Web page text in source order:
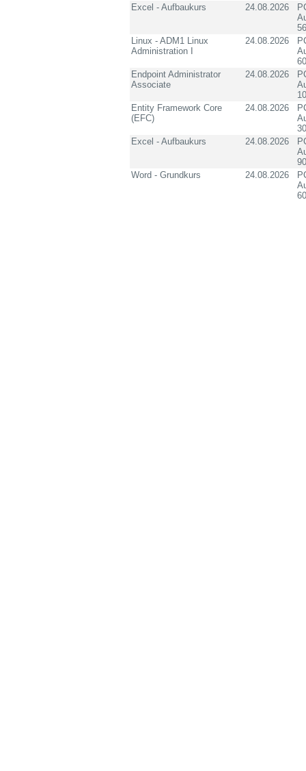
Excel - Aufbaukurs
24.08.2026
Linux - ADM1 Linux
Administration I
24.08.2026
Endpoint Administrator
Associate
24.08.2026
Entity Framework Core
(EFC)
24.08.2026
Excel - Aufbaukurs
24.08.2026
Word - Grundkurs
24.08.2026